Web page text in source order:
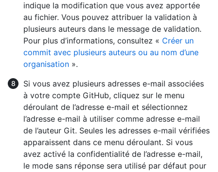
indique la modification que vous avez apportée
au fichier. Vous pouvez attribuer la validation à
plusieurs auteurs dans le message de validation.
Pour plus d’informations, consultez « Créer un
commit avec plusieurs auteurs ou au nom d’une
organisation ».
Si vous avez plusieurs adresses e-mail associées
à votre compte GitHub, cliquez sur le menu
déroulant de l’adresse e-mail et sélectionnez
l’adresse e-mail à utiliser comme adresse e-mail
de l’auteur Git. Seules les adresses e-mail vérifiées
apparaissent dans ce menu déroulant. Si vous
avez activé la confidentialité de l’adresse e-mail,
le mode sans réponse sera utilisé par défaut pour